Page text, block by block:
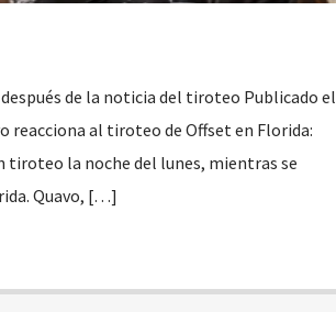
de la noticia del tiroteo Publicado el
reacciona al tiroteo de Offset en Florida:
tiroteo la noche del lunes, mientras se
Quavo, […]